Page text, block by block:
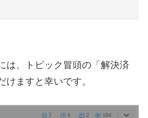
は、トピック冒頭の「解決済
けますと幸いです。